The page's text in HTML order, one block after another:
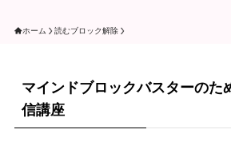
ホーム 読むブロック解除
マインドブロックバスターのた
信講座